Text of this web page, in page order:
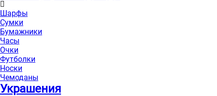
Шарфы
Сумки
Бумажники
Часы
Очки
Футболки
Носки
Чемоданы
Украшения